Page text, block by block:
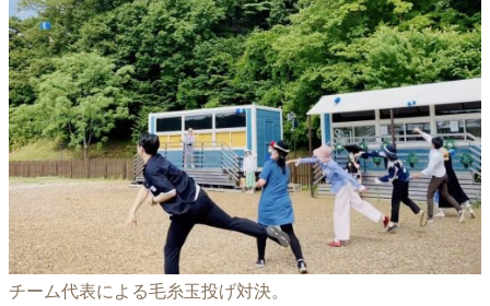
チーム代表による毛糸玉投げ対決。